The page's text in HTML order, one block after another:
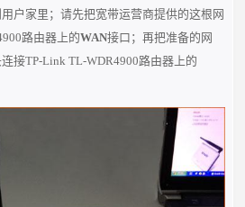
户家里；请先把宽带运营商提供的这根网
路由器上的WAN接口；再把准备的网
接TP-Link TL-WDR4900路由器上的